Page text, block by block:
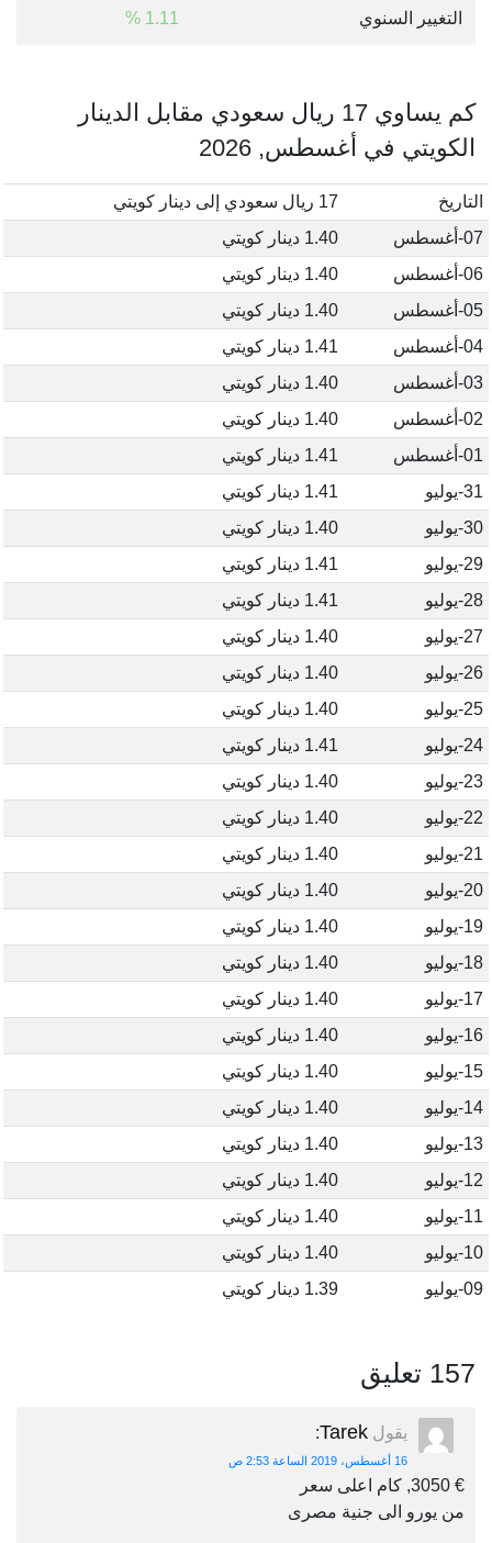
التغيير السنوي 1.11 %
كم يساوي 17 ريال سعودي مقابل الدينار
الكويتي في أغسطس, 2026
التاريخ
17 ريال سعودي إلى دينار كويتي
07-أغسطس
1.40 دينار كويتي
06-أغسطس
1.40 دينار كويتي
05-أغسطس
1.40 دينار كويتي
04-أغسطس
1.41 دينار كويتي
03-أغسطس
1.40 دينار كويتي
02-أغسطس
1.40 دينار كويتي
01-أغسطس
1.41 دينار كويتي
31-يوليو
1.41 دينار كويتي
30-يوليو
1.40 دينار كويتي
29-يوليو
1.41 دينار كويتي
28-يوليو
1.41 دينار كويتي
27-يوليو
1.40 دينار كويتي
26-يوليو
1.40 دينار كويتي
25-يوليو
1.40 دينار كويتي
24-يوليو
1.41 دينار كويتي
23-يوليو
1.40 دينار كويتي
22-يوليو
1.40 دينار كويتي
21-يوليو
1.40 دينار كويتي
20-يوليو
1.40 دينار كويتي
19-يوليو
1.40 دينار كويتي
18-يوليو
1.40 دينار كويتي
17-يوليو
1.40 دينار كويتي
16-يوليو
1.40 دينار كويتي
15-يوليو
1.40 دينار كويتي
14-يوليو
1.40 دينار كويتي
13-يوليو
1.40 دينار كويتي
12-يوليو
1.40 دينار كويتي
11-يوليو
1.40 دينار كويتي
10-يوليو
1.40 دينار كويتي
09-يوليو
1.39 دينار كويتي
157 تعليق
يقول Tarek
:
16 أغسطس، 2019 الساعة 2:53 ص
€ 3050, كام اعلى سعر
من يورو الى جنية مصرى